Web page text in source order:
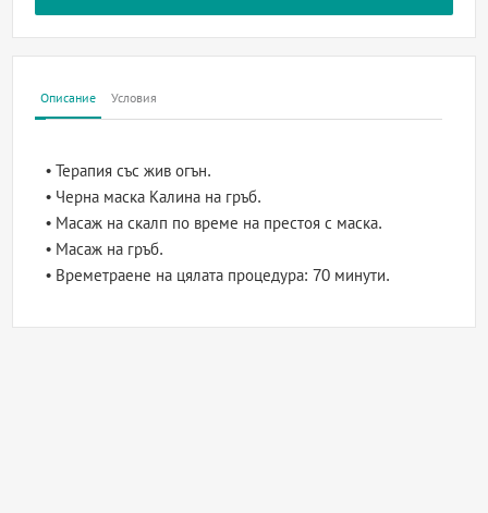
Описание Условия
• Терапия със жив огън.
• Черна маска Калина на гръб.
• Масаж на скалп по време на престоя с маска.
• Масаж на гръб.
• Времетраене на цялата процедура: 70 минути.